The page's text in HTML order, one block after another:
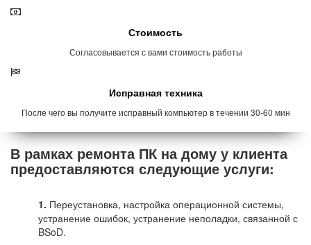
Стоимость
Согласовывается с вами стоимость работы
Исправная техника
После чего вы получите исправный компьютер в течении 30-60 мин
В рамках ремонта ПК на дому у клиента
предоставляются следующие услуги:
1. Переустановка, настройка операционной системы,
устранение ошибок, устранение неполадки, связанной с
BSoD.